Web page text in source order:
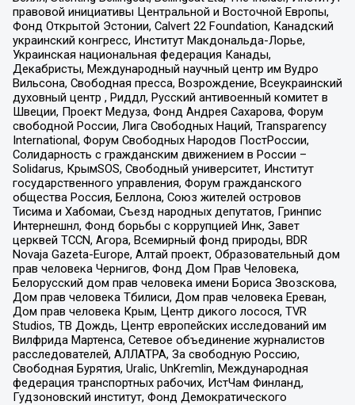
правовой инициативы Центральной и Восточной Европы,
Фонд Открытой Эстонии, Calvert 22 Foundation, Канадский
украинский конгресс, Институт Макдональда-Лорье,
Украинская национальная федерация Канады,
Декабристы, Международный научный центр им Вудро
Вильсона, Свободная пресса, Возрождение, Всеукраинский
духовный центр , Риддл, Русский антивоенный комитет в
Швеции, Проект Медуза, Фонд Андрея Сахарова, Форум
свободной России, Лига Свободных Наций, Transparеncy
International, Форум Свободных Народов ПостРоссии,
Солидарность с гражданским движением в России –
Solidarus, КрымSOS, Свободный университет, Институт
государственного управления, Форум гражданского
общества Россия, Беллона, Союз жителей островов
Тисима и Хабомаи, Съезд народных депутатов, Гринпис
Интернешнл, Фонд борьбы с коррупцией Инк, Завет
церквей TCCN, Агора, Всемирный фонд природы, BDR
Novaja Gazeta-Europe, Алтай проект, Образовательный дом
прав человека Чернигов, Фонд Дом Прав Человека,
Белорусский дом прав человека имени Бориса Звозскова,
Дом прав человека Тбилиси, Дом прав человека Ереван,
Дом прав человека Крым, Центр дикого лосося, TVR
Studios, ТВ Дождь, Центр европейских исследований им
Вилфрида Мартенса, Сетевое объединение журналистов
расследователей, АЛЛАТРА, За свободную Россию,
Свободная Бурятия, Uralic, UnKremlin, Международная
федерация транспортных рабочих, ИстЧам Финланд,
Гудзоновский институт, Фонд Демократического